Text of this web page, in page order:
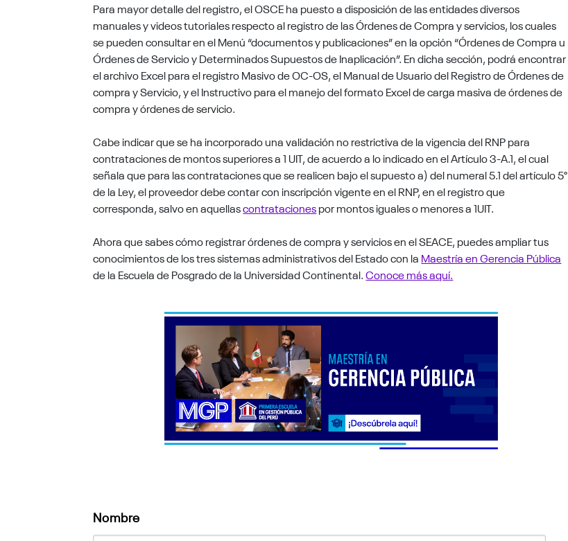
Para mayor detalle del registro, el OSCE ha puesto a disposición de las entidades diversos
manuales y videos tutoriales respecto al registro de las Órdenes de Compra y servicios, los cuales
se pueden consultar en el Menú “documentos y publicaciones” en la opción “Órdenes de Compra u
Órdenes de Servicio y Determinados Supuestos de Inaplicación”. En dicha sección, podrá encontrar
el archivo Excel para el registro Masivo de OC-OS, el Manual de Usuario del Registro de Órdenes de
compra y Servicio, y el Instructivo para el manejo del formato Excel de carga masiva de órdenes de
compra y órdenes de servicio.
Cabe indicar que se ha incorporado una validación no restrictiva de la vigencia del RNP para
contrataciones de montos superiores a 1 UIT, de acuerdo a lo indicado en el Artículo 3-A.1, el cual
señala que para las contrataciones que se realicen bajo el supuesto a) del numeral 5.1 del artículo 5°
de la Ley, el proveedor debe contar con inscripción vigente en el RNP, en el registro que
corresponda, salvo en aquellascontratacionespor montos iguales o menores a 1UIT.
Ahora que sabes cómo registrar órdenes de compra y servicios en el SEACE, puedes ampliar tus
conocimientos de los tres sistemas administrativos del Estado con la Maestría en Gerencia Pública
de la Escuela de Posgrado de la Universidad Continental.Conoce más aquí.
Nombre